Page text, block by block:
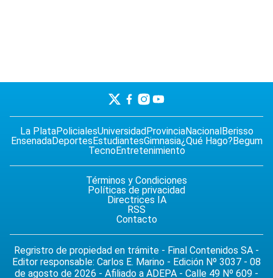
La PlataPolicialesUniversidadProvinciaNacionalBerisso
EnsenadaDeportesEstudiantesGimnasia¿Qué Hago?Begum
TecnoEntretenimiento
Términos y Condiciones
Políticas de privacidad
Directrices IA
RSS
Contacto
Regristro de propiedad en trámite - Final Contenidos SA -
Editor responsable: Carlos E. Marino - Edición Nº 3037 - 08
de agosto de 2026 - Afiliado a ADEPA - Calle 49 Nº 609 -